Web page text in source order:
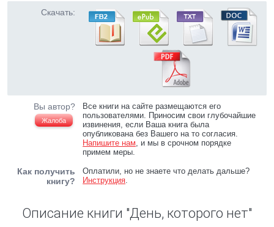
Скачать:
Вы автор?
Жалоба
Все книги на сайте размещаются его
пользователями. Приносим свои глубочайшие
извинения, если Ваша книга была
опубликована без Вашего на то согласия.
Напишите нам, и мы в срочном порядке
примем меры.
Как получить
книгу?
Оплатили, но не знаете что делать дальше?
Инструкция.
Описание книги "День, которого нет"